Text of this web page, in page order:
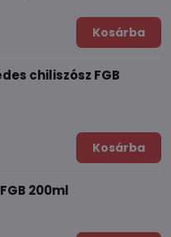
Kosárba
chiliszósz FGB
Kosárba
200ml